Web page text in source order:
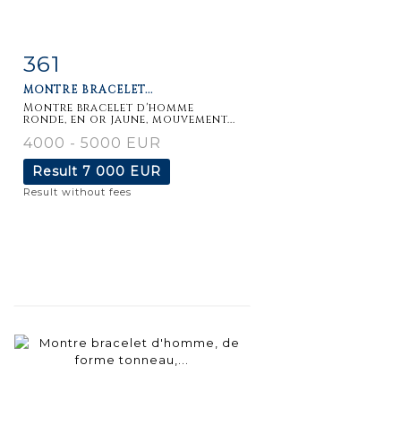
Item detail
361
MONTRE BRACELET...
Montre bracelet d'homme
ronde, en or jaune, mouvement...
4000 - 5000 EUR
Result 7 000 EUR
Result without fees